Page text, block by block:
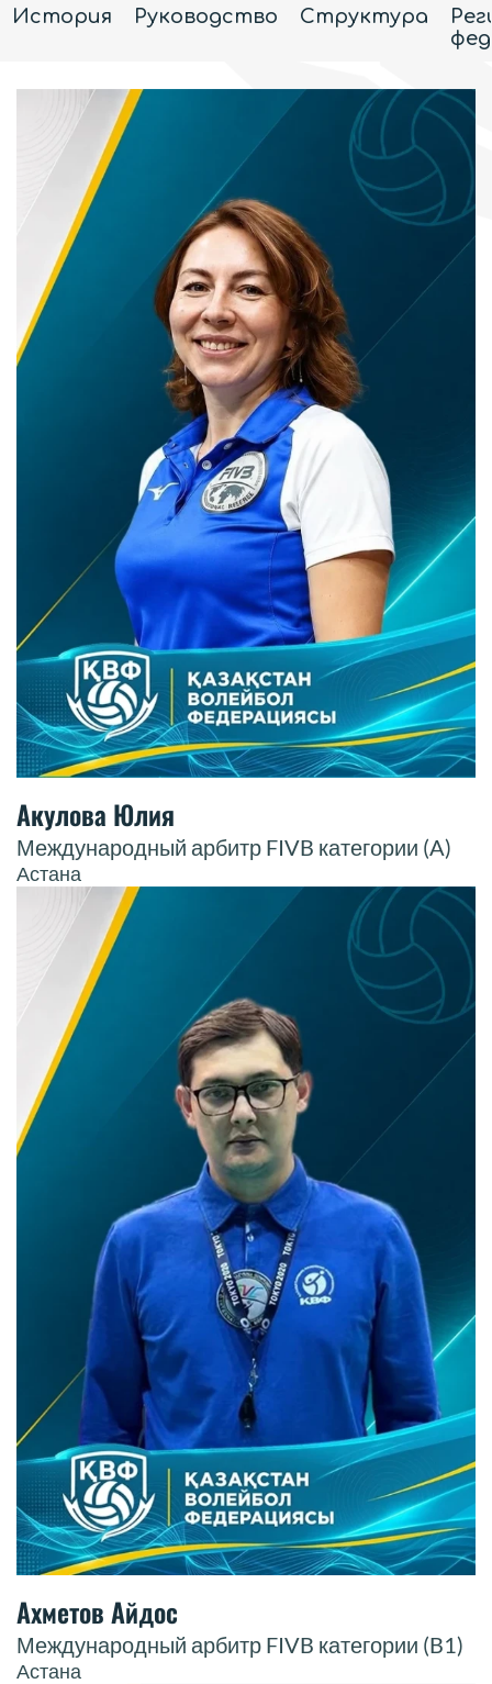
История Руководство Структура
Акулова Юлия
Международный арбитр FIVB категории (A)
Астана
Ахметов Айдос
Международный арбитр FIVB категории (B1)
Астана